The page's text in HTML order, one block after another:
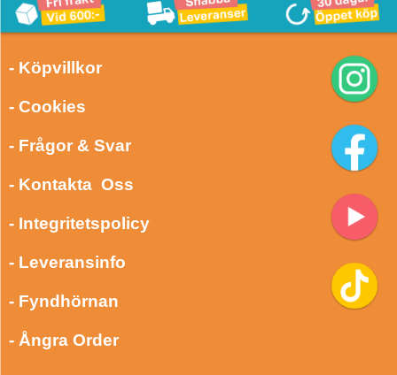
- Köpvillkor
- Cookies
- Frågor & Svar
- Kontakta Oss
- Integritetspolicy
- Leveransinfo
- Fyndhörnan
- Ångra Order